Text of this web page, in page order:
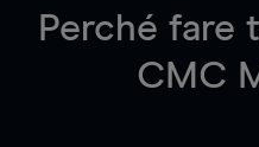
Perché fare
CMC